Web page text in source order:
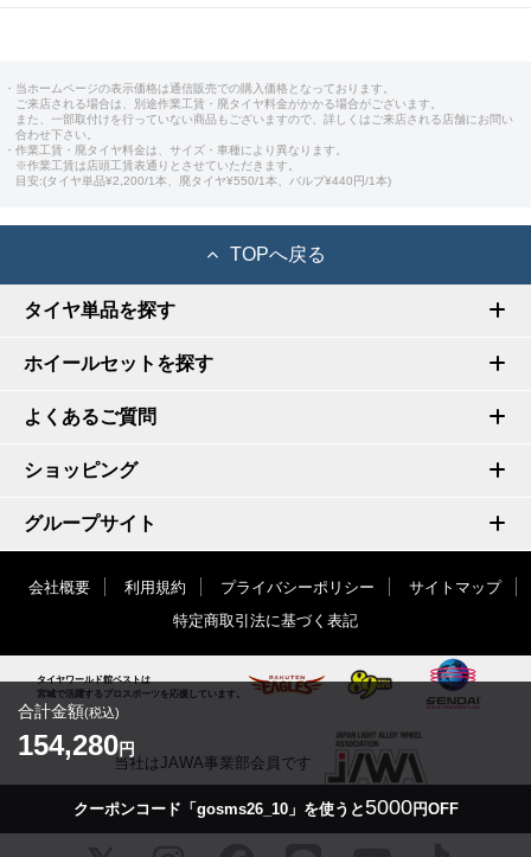
合計金額(税込)
154,280円
クーポンコード「gosms26_10」を使うと5000円OFF
・当ホームページの表示価格は通信販売での購入価格となっております。
ご来店される場合は、別途作業工賃・廃タイヤ料金がかかる場合がございます。
また、一部取付けを行っていない商品もございますので、詳しくはご来店される店舗にお問い
合わせ下さい。
・作業工賃・廃タイヤ料金は、サイズ・車種により異なります。
※作業工賃は店頭工賃表通りとさせていただきます。
目安:(タイヤ単品¥2,200/1本、廃タイヤ¥550/1本、バルブ¥440円/1本)
TOPへ戻る
タイヤ単品を探す
ホイールセットを探す
よくあるご質問
ショッピング
グループサイト
会社概要 利用規約 プライバシーポリシー
サイトマップ
特定商取引法に基づく表記
タイヤワールド館ベストは
宮城で活躍するプロスポーツを応援しています。
当社はJAWA事業部会員です